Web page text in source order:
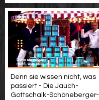
Denn sie wissen nicht, was
passiert - Die Jauch-
Gottschalk-Schöneberger-